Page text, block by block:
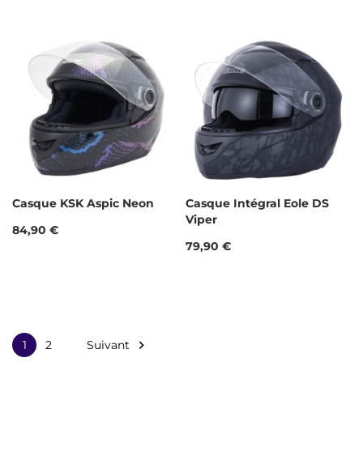
Casque KSK Aspic Neon
Prix
84,90 €
Casque Intégral Eole DS
Viper
Prix
79,90 €
1 2 Suivant 